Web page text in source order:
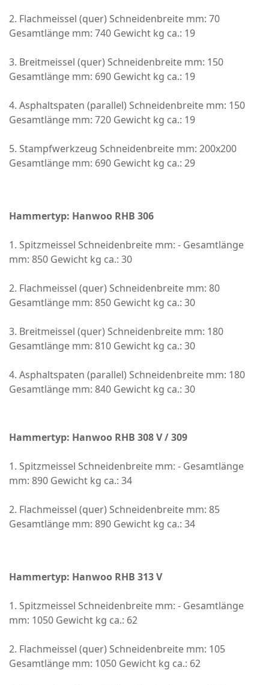
2. Flachmeissel (quer) Schneidenbreite mm: 70
Gesamtlänge mm: 740 Gewicht kg ca.: 19
3. Breitmeissel (quer) Schneidenbreite mm: 150
Gesamtlänge mm: 690 Gewicht kg ca.: 19
4. Asphaltspaten (parallel) Schneidenbreite mm: 150
Gesamtlänge mm: 720 Gewicht kg ca.: 19
5. Stampfwerkzeug Schneidenbreite mm: 200x200
Gesamtlänge mm: 690 Gewicht kg ca.: 29
Hammertyp: Hanwoo RHB 306
1. Spitzmeissel Schneidenbreite mm: - Gesamtlänge
mm: 850 Gewicht kg ca.: 30
2. Flachmeissel (quer) Schneidenbreite mm: 80
Gesamtlänge mm: 850 Gewicht kg ca.: 30
3. Breitmeissel (quer) Schneidenbreite mm: 180
Gesamtlänge mm: 810 Gewicht kg ca.: 30
4. Asphaltspaten (parallel) Schneidenbreite mm: 180
Gesamtlänge mm: 840 Gewicht kg ca.: 30
Hammertyp: Hanwoo RHB 308 V / 309
1. Spitzmeissel Schneidenbreite mm: - Gesamtlänge
mm: 890 Gewicht kg ca.: 34
2. Flachmeissel (quer) Schneidenbreite mm: 85
Gesamtlänge mm: 890 Gewicht kg ca.: 34
Hammertyp: Hanwoo RHB 313 V
1. Spitzmeissel Schneidenbreite mm: - Gesamtlänge
mm: 1050 Gewicht kg ca.: 62
2. Flachmeissel (quer) Schneidenbreite mm: 105
Gesamtlänge mm: 1050 Gewicht kg ca.: 62